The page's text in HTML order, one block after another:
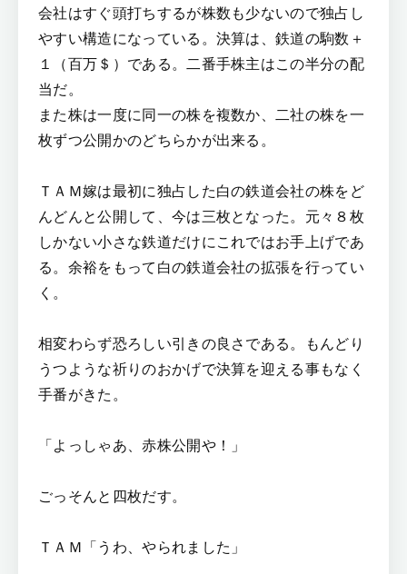
会社はすぐ頭打ちするが株数も少ないので独占し
やすい構造になっている。決算は、鉄道の駒数＋
１（百万＄）である。二番手株主はこの半分の配
当だ。
また株は一度に同一の株を複数か、二社の株を一
枚ずつ公開かのどちらかが出来る。
ＴＡＭ嫁は最初に独占した白の鉄道会社の株をど
んどんと公開して、今は三枚となった。元々８枚
しかない小さな鉄道だけにこれではお手上げであ
る。余裕をもって白の鉄道会社の拡張を行ってい
く。
相変わらず恐ろしい引きの良さである。もんどり
うつような祈りのおかげで決算を迎える事もなく
手番がきた。
「よっしゃあ、赤株公開や！」
ごっそんと四枚だす。
ＴＡＭ「うわ、やられました」